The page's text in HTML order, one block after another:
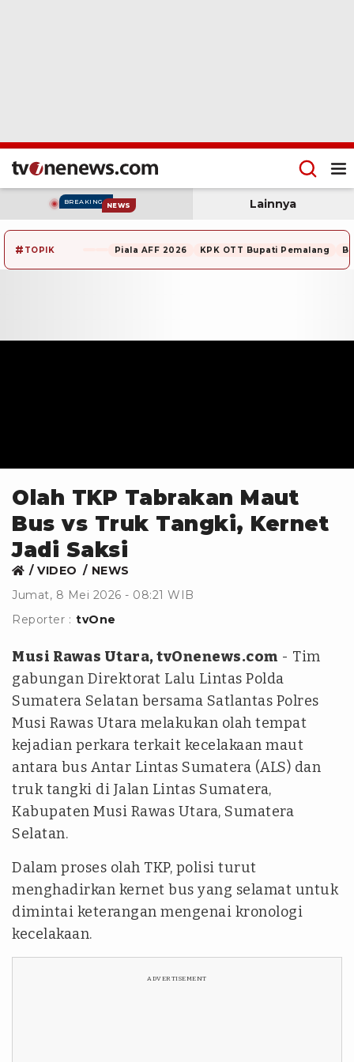
BREAKING NEWS Lainnya
# TOPIK Piala AFF 2026 KPK OTT Bupati Pemalang
Olah TKP Tabrakan Maut
Bus vs Truk Tangki, Kernet
Jadi Saksi
VIDEO
NEWS
Jumat, 8 Mei 2026 - 08:21 WIB
Reporter : tvOne
Musi Rawas Utara, tvOnenews.com - Tim
gabungan Direktorat Lalu Lintas Polda
Sumatera Selatan bersama Satlantas Polres
Musi Rawas Utara melakukan olah tempat
kejadian perkara terkait kecelakaan maut
antara bus Antar Lintas Sumatera (ALS) dan
truk tangki di Jalan Lintas Sumatera,
Kabupaten Musi Rawas Utara, Sumatera
Selatan.
Dalam proses olah TKP, polisi turut
menghadirkan kernet bus yang selamat untuk
dimintai keterangan mengenai kronologi
kecelakaan.
ADVERTISEMENT